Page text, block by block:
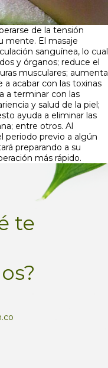
de la tensión
mente. El masaje
sanguínea, lo cual
y órganos; reduce el
musculares; aumenta
a acabar con las toxinas
a terminar con las
y salud de la piel;
ayuda a eliminar las
entre otros. Al
periodo previo a algún
preparando a su
más rápido.
te